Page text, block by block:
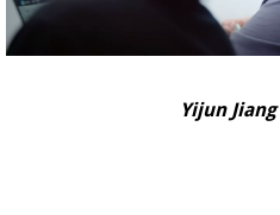
Yijun Jiang